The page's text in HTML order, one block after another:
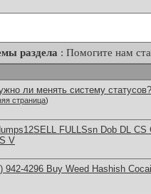
раздела : Помогите нам
ли менять систему статусов?
страница)
FULLSsn Dob DL
V
942-4296 Buy Weed Hashish